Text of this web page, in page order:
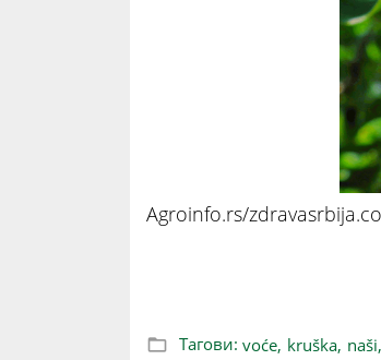
Agroinfo.rs/
Тагови: voće, kruška, naši,